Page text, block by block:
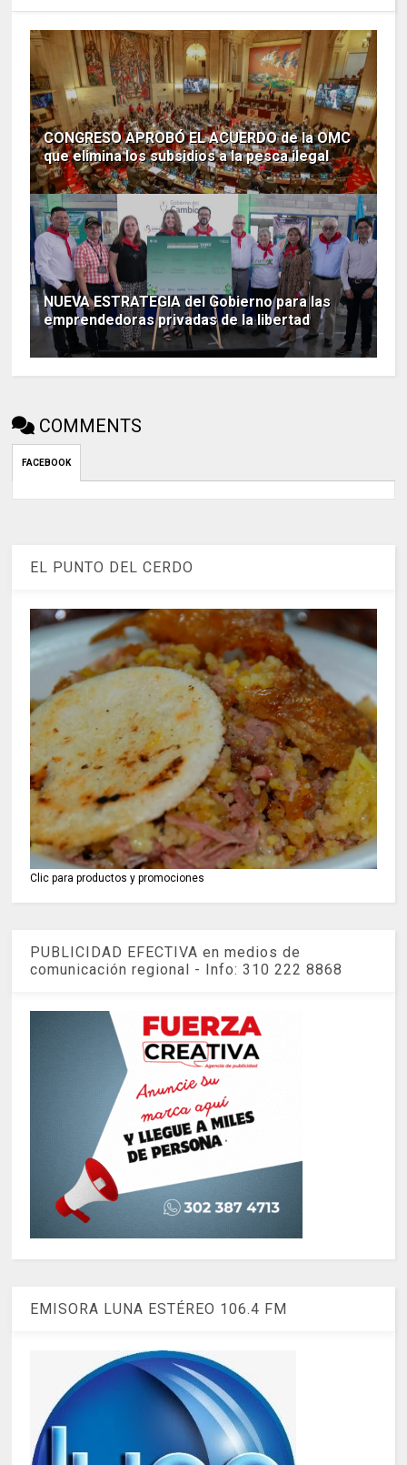
CONGRESO APROBÓ EL ACUERDO de la OMC
que elimina los subsidios a la pesca ilegal
NUEVA ESTRATEGIA del Gobierno para las
emprendedoras privadas de la libertad
COMMENTS
FACEBOOK
EL PUNTO DEL CERDO
Clic para productos y promociones
PUBLICIDAD EFECTIVA en medios de
comunicación regional - Info: 310 222 8868
EMISORA LUNA ESTÉREO 106.4 FM